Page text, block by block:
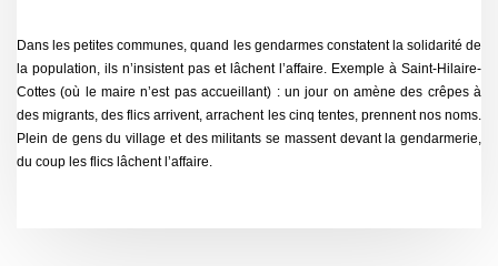
Dans les petites communes, quand les gendarmes constatent la solidarité de
la population, ils n’insistent pas et lâchent l’affaire. Exemple à Saint-Hilaire-
Cottes (où le maire n’est pas accueillant) : un jour on amène des crêpes à
des migrants, des flics arrivent, arrachent les cinq tentes, prennent nos noms.
Plein de gens du village et des militants se massent devant la gendarmerie,
du coup les flics lâchent l’affaire.